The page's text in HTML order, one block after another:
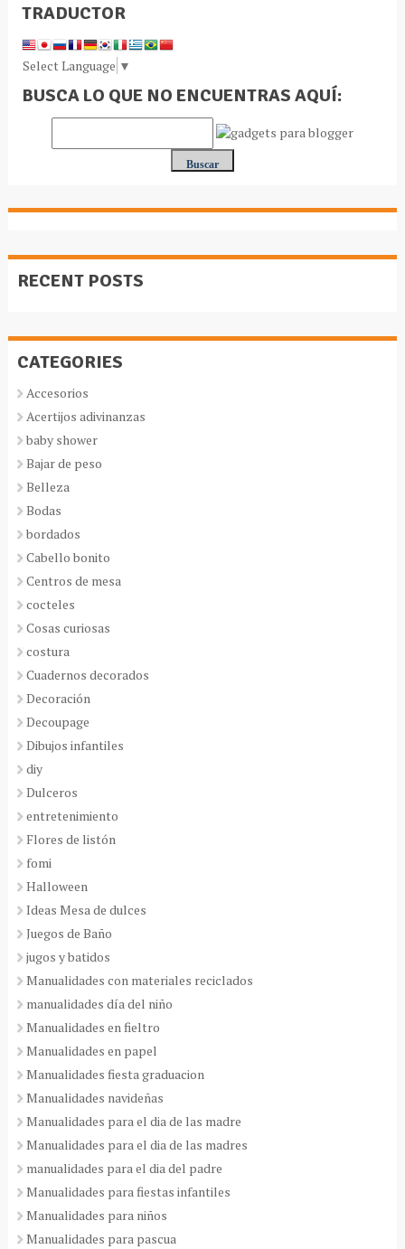
TRADUCTOR
Select Language ▼
BUSCA LO QUE NO ENCUENTRAS AQUÍ:
RECENT POSTS
CATEGORIES
Accesorios
Acertijos adivinanzas
baby shower
Bajar de peso
Belleza
Bodas
bordados
Cabello bonito
Centros de mesa
cocteles
Cosas curiosas
costura
Cuadernos decorados
Decoración
Decoupage
Dibujos infantiles
diy
Dulceros
entretenimiento
Flores de listón
fomi
Halloween
Ideas Mesa de dulces
Juegos de Baño
jugos y batidos
Manualidades con materiales reciclados
manualidades día del niño
Manualidades en fieltro
Manualidades en papel
Manualidades fiesta graduacion
Manualidades navideñas
Manualidades para el dia de las madre
Manualidades para el dia de las madres
manualidades para el dia del padre
Manualidades para fiestas infantiles
Manualidades para niños
Manualidades para pascua